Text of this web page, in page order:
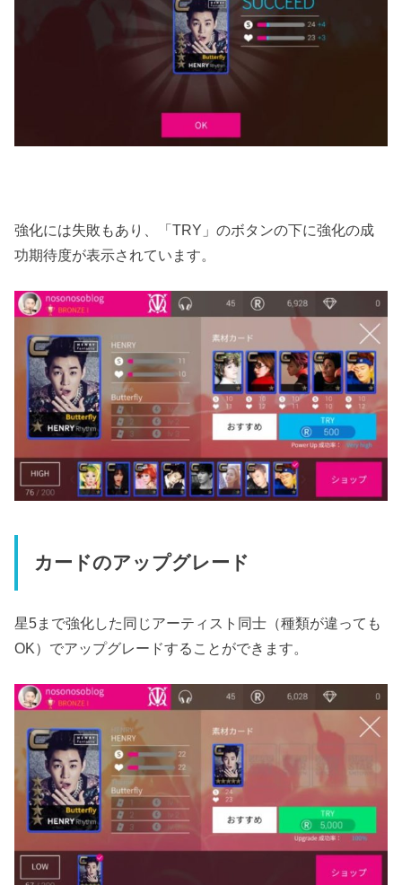
強化には失敗もあり、「TRY」のボタンの下に強化の成
功期待度が表示されています。
カードのアップグレード
星5まで強化した同じアーティスト同士（種類が違っても
OK）でアップグレードすることができます。